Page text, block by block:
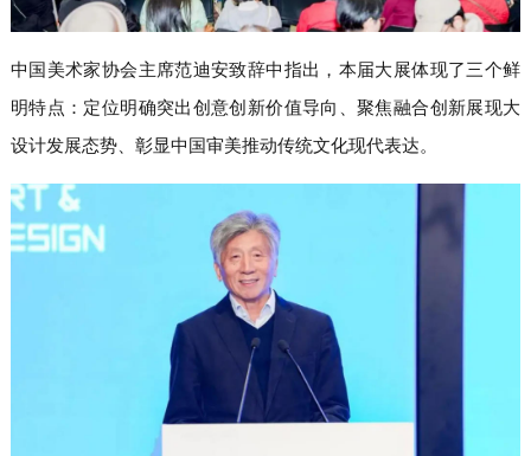
中国美术家协会主席范迪安致辞中指出，本届大展体现了三个鲜
明特点：定位明确突出创意创新价值导向、聚焦融合创新展现大
设计发展态势、彰显中国审美推动传统文化现代表达。